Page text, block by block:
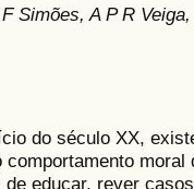
Simões, A P R
do século XX,
educar, rever